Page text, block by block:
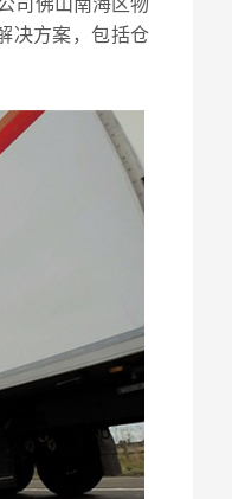
司佛山南海区物
决方案，包括仓